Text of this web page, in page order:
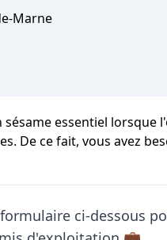
Marne
sésame essentiel
De ce fait, vous avez
ci-dessous